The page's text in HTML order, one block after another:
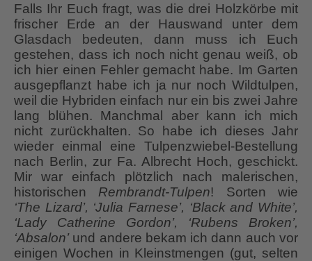
Falls Ihr Euch fragt, was die drei Holzkörbe mit
frischer Erde an der Hauswand unter dem
Glasdach bedeuten, dann muss ich Euch
gestehen, dass ich noch nicht genau weiß, ob
ich hier einen Fehler gemacht habe. Im Garten
ausgepflanzt habe ich ja nur noch Wildtulpen,
weil die Hybriden einfach nur ein bis zwei Jahre
lang blühen. Manchmal aber kann ich mich
nicht zurückhalten. So habe ich dieses Jahr
wieder einmal eine Tulpenzwiebel-Bestellung
nach Berlin, zur Fa. Albrecht Hoch, geschickt.
Mir war einfach plötzlich nach malerischen,
historischen Rembrandt-Tulpen! Sorten wie
‘The Lizard’, ‘Julia Farnese’, ‘Black and White’,
‘Lady Catherine Gordon’, ‘Rubens Broken’,
‘Absalon’und andere bekam ich dann auch vor
einigen Wochen in Kleinstmengen (gut, selten